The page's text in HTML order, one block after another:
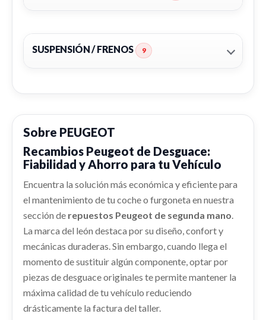
REFUERZO PARAGOLPES DELANTERO
REFUERZO PARAGOLPES DELANTERO usado.
PEUGEOT 3008 GT LINE
Ref: 2257298
Consultar
Ref: 2257301
Consultar
PARAGOLPES TRASERO 1617991480 usado.
PEUGEOT 3008 GT LINE
Ref: 2257287 OEM: 1617991480
shopping_cart
REFUERZO PARAGOLPES TRASERO
REFUERZO PARAGOLPES TRASERO usado.
Ref: 2257276
Consultar
CREMALLERA DIRECCION
CREMALLERA DIRECCION usado.
PEUGEOT 3008 GT LINE
Ref: 2257278
Consultar
INTERCOOLER
INTERCOOLER usado.
PEUGEOT 3008 GT LINE
Consultar
SUSPENSIÓN / FRENOS 9
ABS
ABS usado.
PEUGEOT 3008 GT LINE
Ref: 2257263
Sobre PEUGEOT
Recambios Peugeot de Desguace:
Fiabilidad y Ahorro para tu Vehículo
Encuentra la solución más económica y eficiente para
el mantenimiento de tu coche o furgoneta en nuestra
sección de repuestos Peugeot de segunda mano
La marca del león destaca por su diseño, confort y
mecánicas duraderas. Sin embargo, cuando llega el
momento de sustituir algún componente, optar por
piezas de desguace originales te permite mantener la
máxima calidad de tu vehículo reduciendo
drásticamente la factura del taller.